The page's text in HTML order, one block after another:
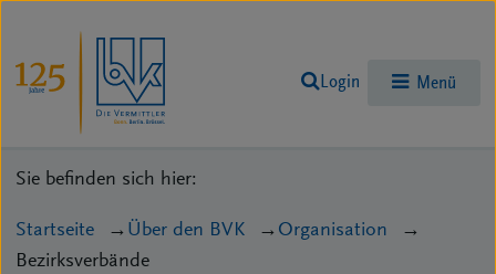
Login Menü
Sie befinden sich hier:
Startseite Über den BVK
Organisation
Bezirksverbände